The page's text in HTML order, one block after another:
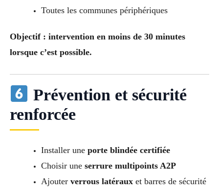
Toutes les communes périphériques
Objectif : intervention en moins de 30 minutes
lorsque c’est possible.
Prévention et sécurité
renforcée
Installer une porte blindée certifiée
Choisir une serrure multipoints A2P
Ajouter verrous latérauxet barres de sécurité